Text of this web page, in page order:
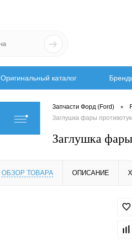
Оригинальный каталог
Запчасти Форд (Ford) •
Заглушка фары
Заглушка
ОБЗОР ТОВАРА ОПИСАНИЕ